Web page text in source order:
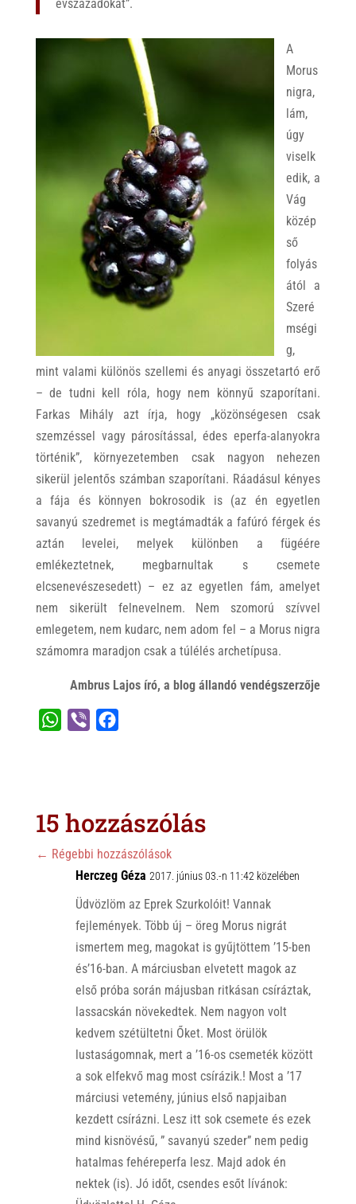
évszázadokat”.
A
Morus
nigra,
lám,
úgy
viselk
edik, a
Vág
közép
ső
folyás
ától a
Szeré
mségi
g,
mint valami különös szellemi és anyagi összetartó erő
– de tudni kell róla, hogy nem könnyű szaporítani.
Farkas Mihály azt írja, hogy „közönségesen csak
szemzéssel vagy párosítással, édes eperfa-alanyokra
történik”, környezetemben csak nagyon nehezen
sikerül jelentős számban szaporítani. Ráadásul kényes
a fája és könnyen bokrosodik is (az én egyetlen
savanyú szedremet is megtámadták a fafúró férgek és
aztán levelei, melyek különben a fügéére
emlékeztetnek, megbarnultak s csemete
elcsenevészesedett) – ez az egyetlen fám, amelyet
nem sikerült felnevelnem. Nem szomorú szívvel
emlegetem, nem kudarc, nem adom fel – a Morus nigra
számomra maradjon csak a túlélés archetípusa.
Ambrus Lajos író, a blog állandó vendégszerzője
A
p
o
o
k
15 hozzászólás
← Régebbi hozzászólások
Herczeg Géza 2017. június 03.-n 11:42 közelében
Üdvözlöm az Eprek Szurkolóit! Vannak
fejlemények. Több új – öreg Morus nigrát
ismertem meg, magokat is gyűjtöttem ’15-ben
és’16-ban. A márciusban elvetett magok az
első próba során májusban ritkásan csíráztak,
lassacskán növekedtek. Nem nagyon volt
kedvem szétültetni Őket. Most örülök
lustaságomnak, mert a ’16-os csemeték között
a sok elfekvő mag most csírázik.! Most a ’17
márciusi vetemény, június első napjaiban
kezdett csírázni. Lesz itt sok csemete és ezek
mind kisnövésű, ” savanyú szeder” nem pedig
hatalmas fehéreperfa lesz. Majd adok én
nektek (is). Jó időt, csendes esőt lívánok: